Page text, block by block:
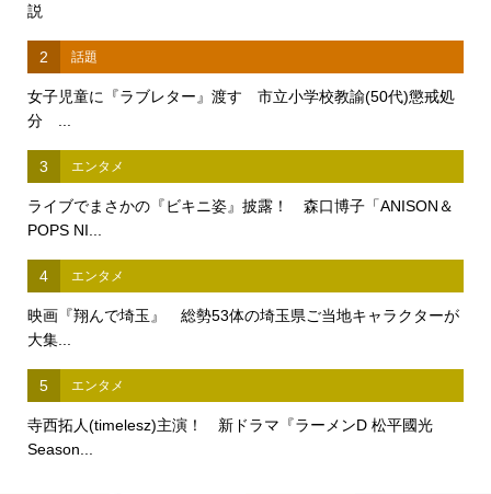
説
2 話題
女子児童に『ラブレター』渡す 市立小学校教諭(50代)懲戒処
分 ...
3 エンタメ
ライブでまさかの『ビキニ姿』披露！ 森口博子「ANISON＆
POPS NI...
4 エンタメ
映画『翔んで埼玉』 総勢53体の埼玉県ご当地キャラクターが
大集...
5 エンタメ
寺西拓人(timelesz)主演！ 新ドラマ『ラーメンD 松平國光
Season...